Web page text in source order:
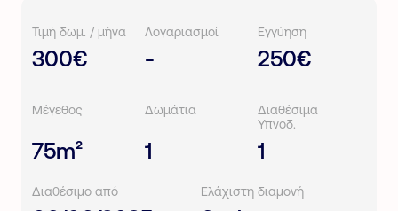
Τιμή δωμ. / μήνα
300€
Λογαριασμοί
-
Εγγύηση
250€
Μέγεθος
75m²
Δωμάτια
1
Διαθέσιμα
Υπνοδ.
1
Διαθέσιμο από Ελάχιστη διαμονή